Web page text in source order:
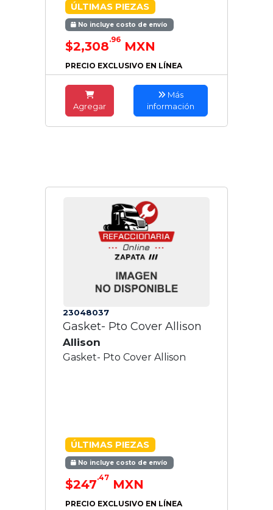
ÚLTIMAS PIEZAS
No incluye costo de envío
$2,308.96 MXN
PRECIO EXCLUSIVO EN LÍNEA
Agregar
Más
información
23048037
Gasket- Pto Cover Allison
Allison
Gasket- Pto Cover Allison
ÚLTIMAS PIEZAS
No incluye costo de envío
$247.47 MXN
PRECIO EXCLUSIVO EN LÍNEA